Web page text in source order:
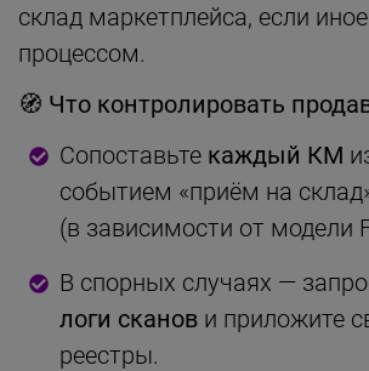
склад маркетплейса, если
процессом.
🧭 Что контролировать
Сопоставьте каждый КМ
событием «приём на
(в зависимости от модели
В спорных случаях —
логи сканов и приложите
реестры.